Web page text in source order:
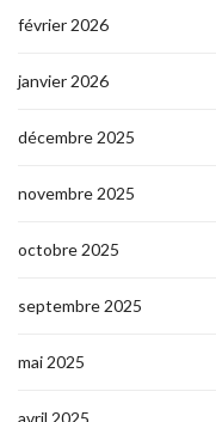
février 2026
janvier 2026
décembre 2025
novembre 2025
octobre 2025
septembre 2025
mai 2025